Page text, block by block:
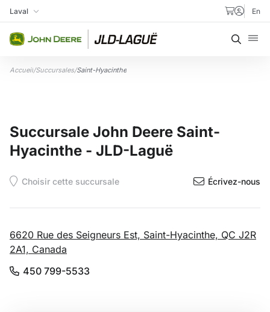
Aller au contenu
Ma succursale
Laval En
Accueil/Succursales/Saint-Hyacinthe
Succursale John Deere Saint-
Hyacinthe - JLD-Laguë
Écrivez-nous
6620 Rue des Seigneurs Est, Saint-Hyacinthe, QC J2R
2A1, Canada
450 799-5533